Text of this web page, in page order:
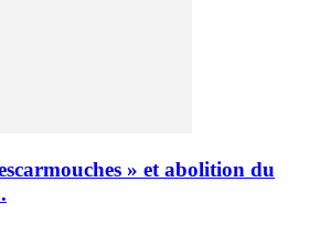
» et abolition du